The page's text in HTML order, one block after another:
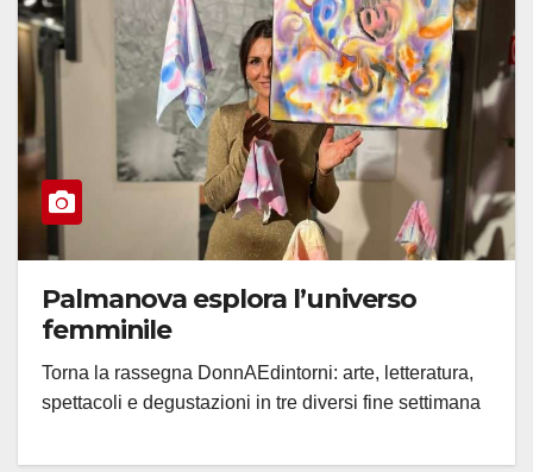
Palmanova esplora l’universo
femminile
Torna la rassegna DonnAEdintorni: arte, letteratura,
spettacoli e degustazioni in tre diversi fine settimana